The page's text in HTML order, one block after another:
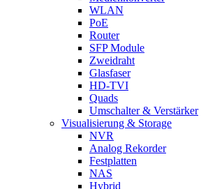
WLAN
PoE
Router
SFP Module
Zweidraht
Glasfaser
HD-TVI
Quads
Umschalter & Verstärker
Visualisierung & Storage
NVR
Analog Rekorder
Festplatten
NAS
Hybrid